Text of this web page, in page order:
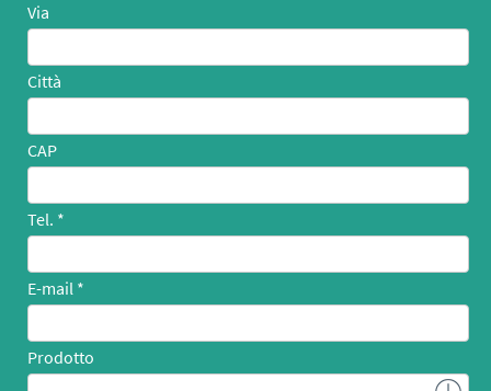
Via
Città
CAP
Tel.
E-mail
Prodotto